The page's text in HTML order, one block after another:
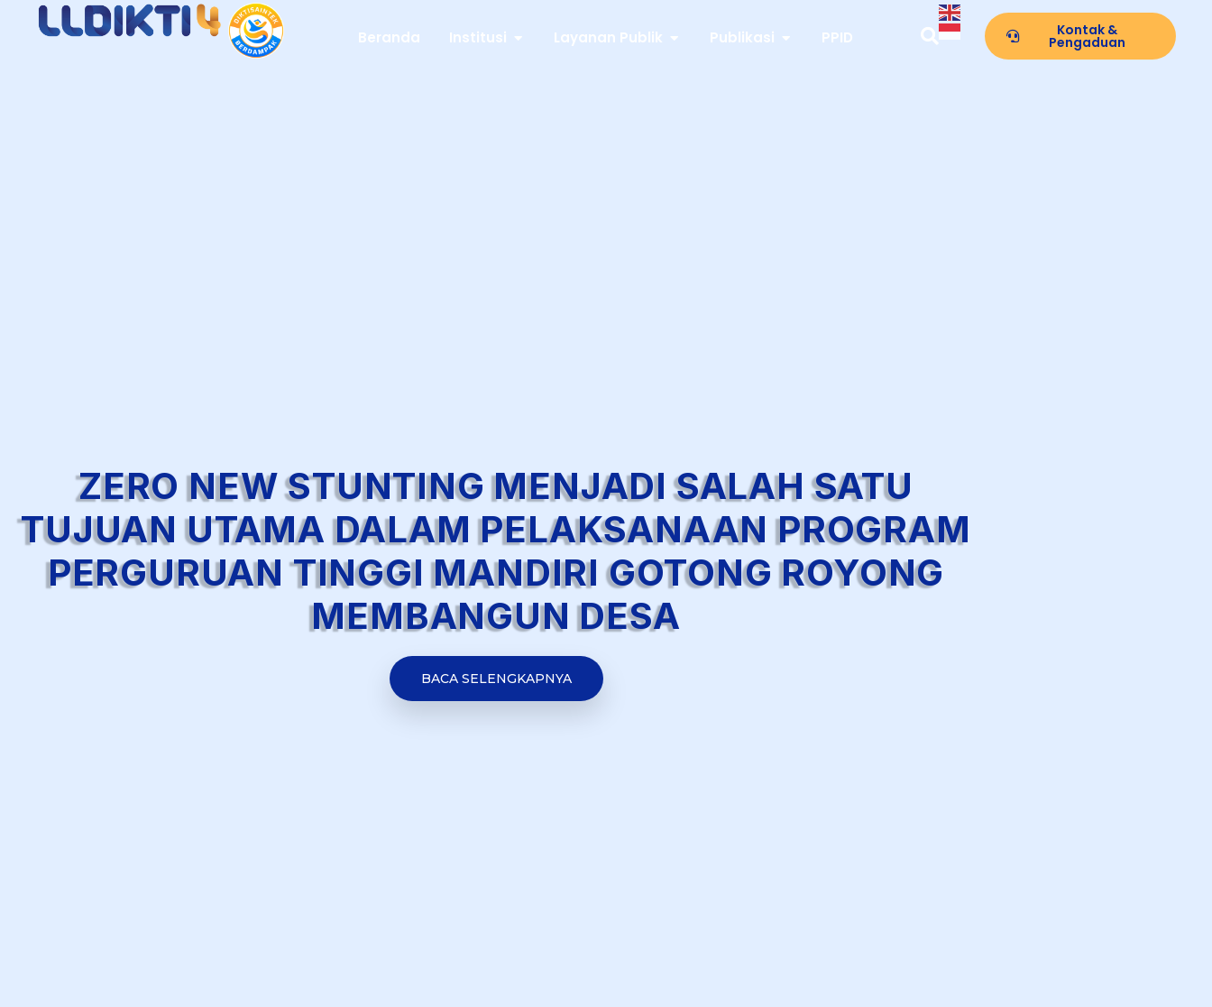
Beranda Institusi Layanan Publik Publikasi PPID Kontak &
Pengaduan
ZERO NEW STUNTING MENJADI SALAH SATU
TUJUAN UTAMA DALAM PELAKSANAAN PROGRAM
PERGURUAN TINGGI MANDIRI GOTONG ROYONG
MEMBANGUN DESA
BACA SELENGKAPNYA